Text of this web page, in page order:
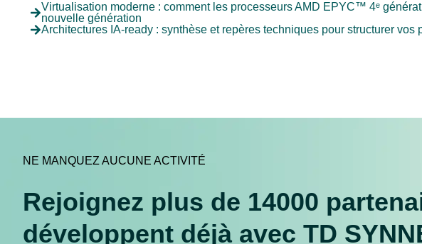
Virtualisation moderne : comment les processeurs AMD EPYC™ 4ᵉ
nouvelle génération
Architectures IA-ready : synthèse et repères techniques pour structurer vos
NE MANQUEZ AUCUNE ACTIVITÉ
Rejoignez plus de 14000
développent déjà avec TD